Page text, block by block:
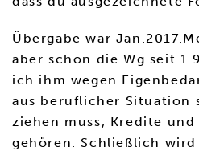
Übergabe war
aber schon die Wg seit
ich ihm wegen
aus beruflicher Situation
ziehen muss, Kredite und
gehören. Schließlich